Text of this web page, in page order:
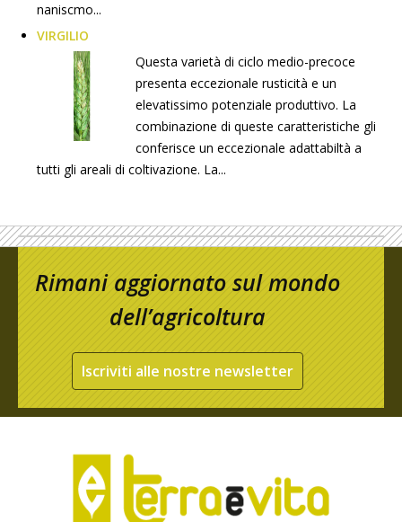
naniscmo...
VIRGILIO
Questa varietà di ciclo medio-precoce
presenta eccezionale rusticità e un
elevatissimo potenziale produttivo. La
combinazione di queste caratteristiche gli
conferisce un eccezionale adattabiltà a
tutti gli areali di coltivazione. La...
Rimani aggiornato sul mondo
dell’agricoltura
Iscriviti alle nostre newsletter